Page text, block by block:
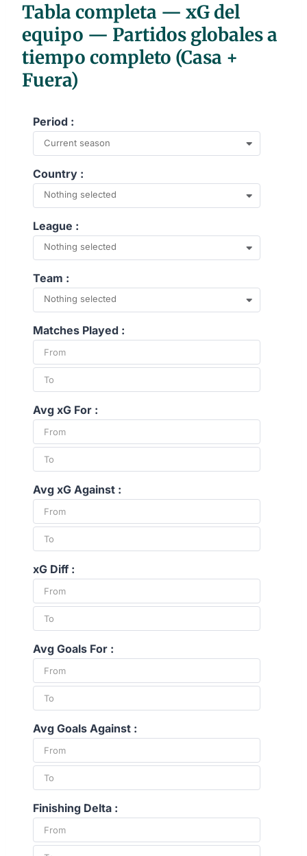
Tabla completa — xG del
equipo — Partidos globales a
tiempo completo (Casa +
Fuera)
Period :
Current season
Country :
Nothing selected
League :
Nothing selected
Team :
Nothing selected
Matches Played :
Avg xG For :
Avg xG Against :
xG Diff :
Avg Goals For :
Avg Goals Against :
Finishing Delta :